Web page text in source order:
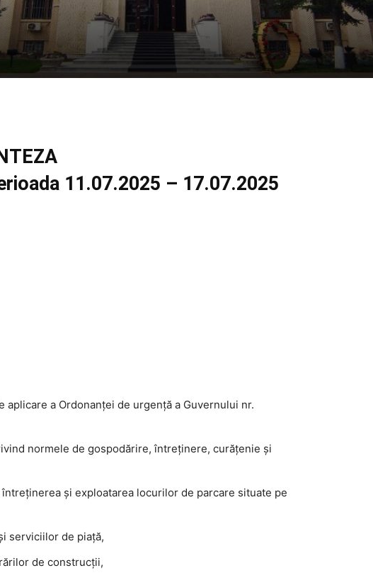
11.07.2025 – 17.07.2025
aplicare a Ordonanţei de urgenţă a Guvernului nr.
normele de gospodărire, întreţinere, curăţenie şi
şi exploatarea locurilor de parcare situate pe
serviciilor de piaţă,
de construcţii,